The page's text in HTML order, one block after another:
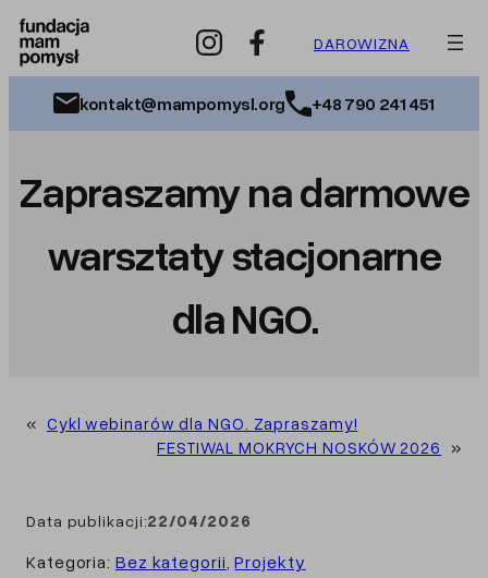
Przejdź
do
treści
DAROWIZNA
kontakt@mampomysl.org +48 790 241 451
Zapraszamy na darmowe
warsztaty stacjonarne
dla NGO.
«
Cykl webinarów dla NGO. Zapraszamy!
FESTIWAL MOKRYCH NOSKÓW 2026
»
Data publikacji:22/04/2026
Kategoria: Bez kategorii , Projekty